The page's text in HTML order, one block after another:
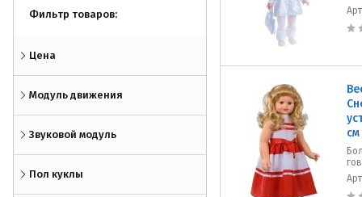
Фильтр товаров:
Цена
Модуль движения
Звуковой модуль
Пол куклы
см